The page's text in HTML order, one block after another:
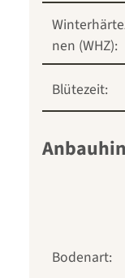
nen (WHZ):
Blütezeit:
Bodenart: